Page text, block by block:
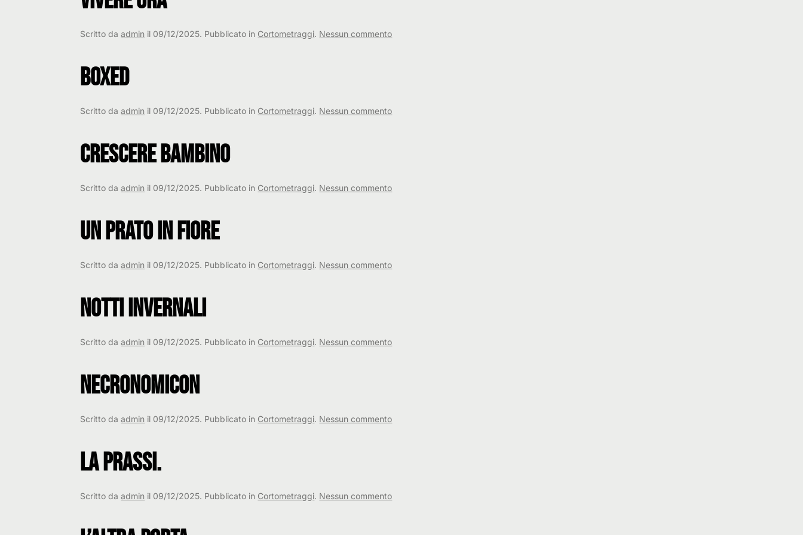
Scritto daadmin il 09/12/2025. Pubblicato in Cortometraggi. Nessun commentosu
Boxed
Scritto daadmin il 09/12/2025. Pubblicato in Cortometraggi. Nessun commentosu
Crescere bambino
Scritto daadmin il 09/12/2025. Pubblicato in Cortometraggi. Nessun commentosu
Un Prato in Fiore
Scritto daadmin il 09/12/2025. Pubblicato in Cortometraggi. Nessun commentosu
Notti Invernali
Scritto daadmin il 09/12/2025. Pubblicato in Cortometraggi. Nessun commentosu
Necronomicon
Scritto daadmin il 09/12/2025. Pubblicato in Cortometraggi. Nessun commentosu
La Prassi.
Scritto daadmin il 09/12/2025. Pubblicato in Cortometraggi. Nessun commentosu